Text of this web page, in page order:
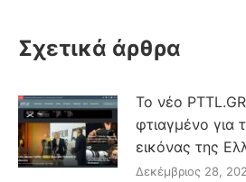
Σχετικά άρθρα
Το νέο
φτιαγμένο για
εικόνας της
Δεκέμβριος 28,